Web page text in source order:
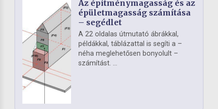
Az építménymagasság és az
épületmagasság számítása
– segédlet
A 22 oldalas útmutató ábrákkal,
példákkal, táblázattal is segíti a –
néha meglehetősen bonyolult –
számítást. ...